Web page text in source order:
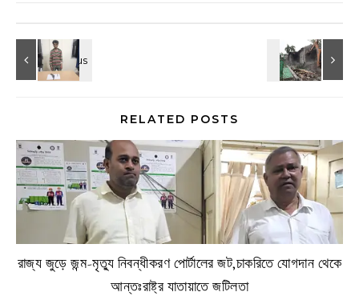
RELATED POSTS
রাজ্য জুড়ে জন্ম-মৃত্যু নিবন্ধীকরণ পোর্টালের জট,চাকরিতে যোগদান থেকে
আন্তঃরাষ্ট্র যাতায়াতে জটিলতা